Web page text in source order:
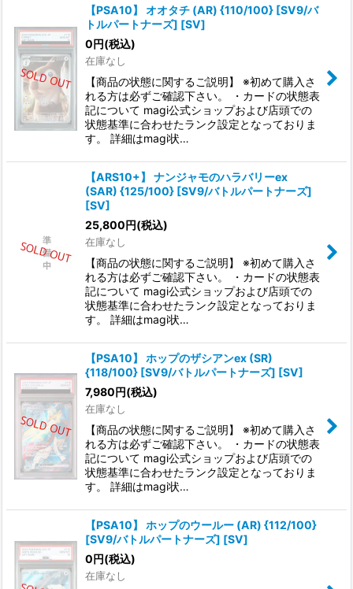
【PSA10】 オオタチ (AR) {110/100} [SV9/バ
トルパートナーズ] [SV]
0円(税込)
在庫なし
【商品の状態に関するご説明】 ※初めて購入さ
れる方は必ずご確認下さい。 ・カードの状態表
記について magi公式ショップおよび店頭での
状態基準に合わせたランク設定となっておりま
す。 詳細はmagi状…
【ARS10+】 ナンジャモのハラバリーex
(SAR) {125/100} [SV9/バトルパートナーズ]
[SV]
25,800円(税込)
在庫なし
【商品の状態に関するご説明】 ※初めて購入さ
れる方は必ずご確認下さい。 ・カードの状態表
記について magi公式ショップおよび店頭での
状態基準に合わせたランク設定となっておりま
す。 詳細はmagi状…
【PSA10】 ホップのザシアンex (SR)
{118/100} [SV9/バトルパートナーズ] [SV]
7,980円(税込)
在庫なし
【商品の状態に関するご説明】 ※初めて購入さ
れる方は必ずご確認下さい。 ・カードの状態表
記について magi公式ショップおよび店頭での
状態基準に合わせたランク設定となっておりま
す。 詳細はmagi状…
【PSA10】 ホップのウールー (AR) {112/100}
[SV9/バトルパートナーズ] [SV]
0円(税込)
在庫なし